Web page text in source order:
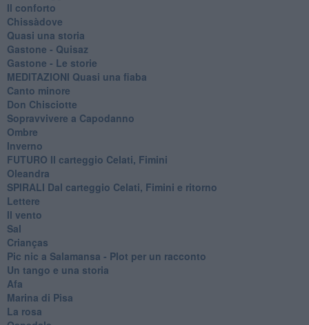
Il conforto
Chissàdove
Quasi una storia
Gastone - Quisaz
Gastone - Le storie
MEDITAZIONI Quasi una fiaba
Canto minore
Don Chisciotte
Sopravvivere a Capodanno
Ombre
Inverno
FUTURO Il carteggio Celati, Fimini
Oleandra
SPIRALI Dal carteggio Celati, Fimini e ritorno
Lettere
Il vento
Sal
Crianças
Pic nic a Salamansa - Plot per un racconto
Un tango e una storia
Afa
Marina di Pisa
La rosa